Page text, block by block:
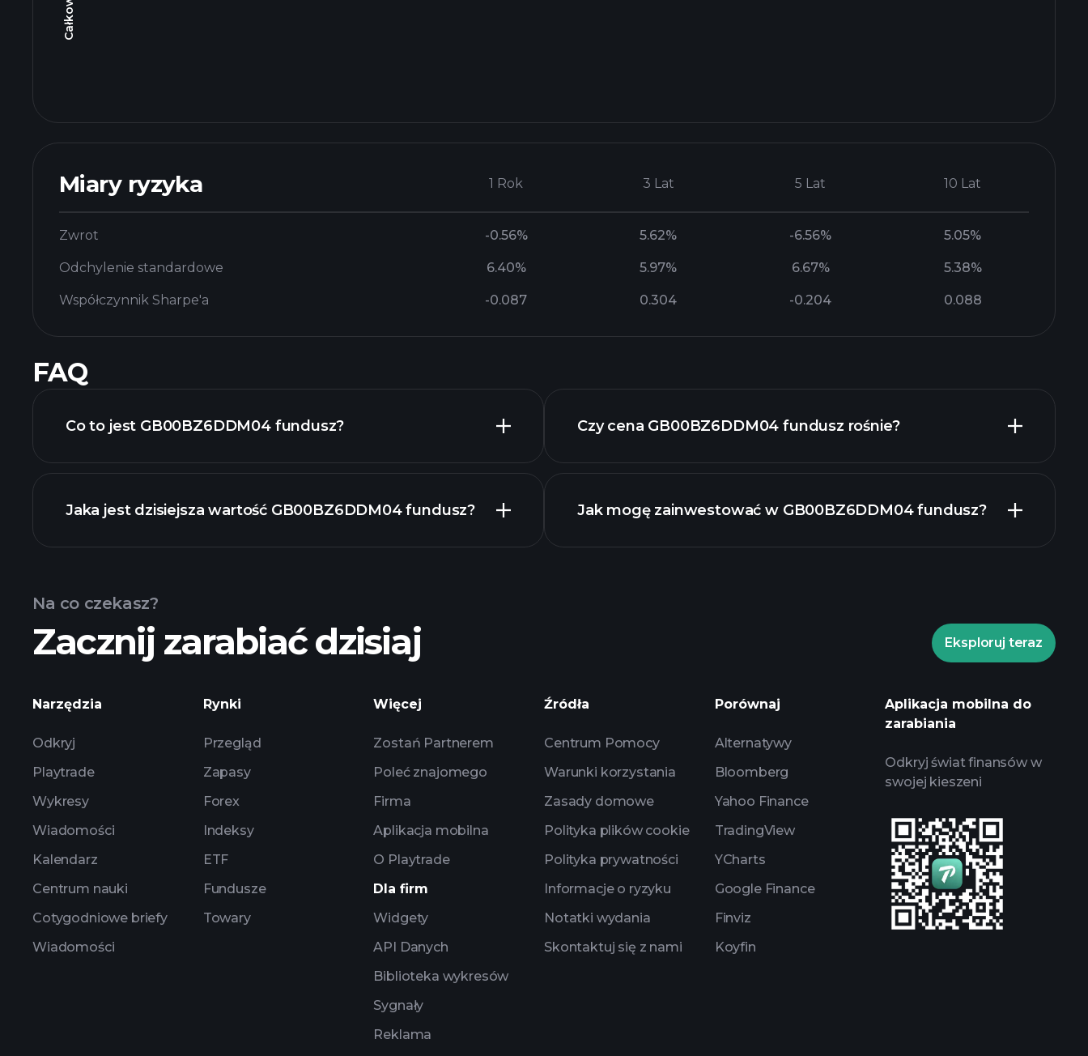
Miary ryzyka 1 Rok 3 Lat 5 Lat 10 Lat
Zwrot -0.56% 5.62% -6.56% 5.05%
Odchylenie standardowe 6.40% 5.97% 6.67% 5.38%
Współczynnik Sharpe'a -0.087 0.304 -0.204 0.088
FAQ
Co to jest GB00BZ6DDM04 fundusz?
Jaka jest dzisiejsza wartość GB00BZ6DDM04 fundusz?
zaawansowanym wykresie
Czy cena GB00BZ6DDM04 fundusz rośnie?
GB00BZ6DDM04 fundusz chart
Jak mogę zainwestować w GB00BZ6DDM04 fundusz?
zalecanego brokera
Na co czekasz?
Zacznij zarabiać dzisiaj Eksploruj teraz
Narzędzia
Odkryj
Playtrade
Wykresy
Wiadomości
Kalendarz
Centrum nauki
Cotygodniowe briefy
Wiadomości
Rynki
Przegląd
Zapasy
Forex
Indeksy
ETF
Fundusze
Towary
Więcej
Zostań Partnerem
Poleć znajomego
Firma
Aplikacja mobilna
O Playtrade
Dla firm
Widgety
API Danych
Biblioteka wykresów
Sygnały
Reklama
Źródła
Centrum Pomocy
Warunki korzystania
Zasady domowe
Polityka plików cookie
Polityka prywatności
Informacje o ryzyku
Notatki wydania
Skontaktuj się z nami
Porównaj
Alternatywy
Bloomberg
Yahoo Finance
TradingView
YCharts
Google Finance
Finviz
Koyfin
Aplikacja mobilna do
zarabiania
Odkryj świat finansów w
swojej kieszeni